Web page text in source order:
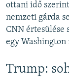
ottani idő
nemzeti gárda
CNN
egy
Trump: